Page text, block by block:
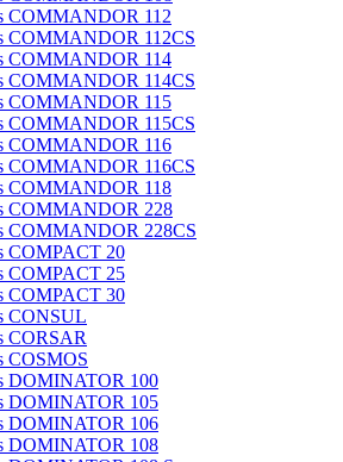
COMMANDOR 112
COMMANDOR 112CS
COMMANDOR 114
COMMANDOR 114CS
COMMANDOR 115
COMMANDOR 115CS
COMMANDOR 116
COMMANDOR 116CS
COMMANDOR 118
COMMANDOR 228
COMMANDOR 228CS
COMPACT 20
COMPACT 25
COMPACT 30
CONSUL
CORSAR
COSMOS
DOMINATOR 100
DOMINATOR 105
DOMINATOR 106
DOMINATOR 108